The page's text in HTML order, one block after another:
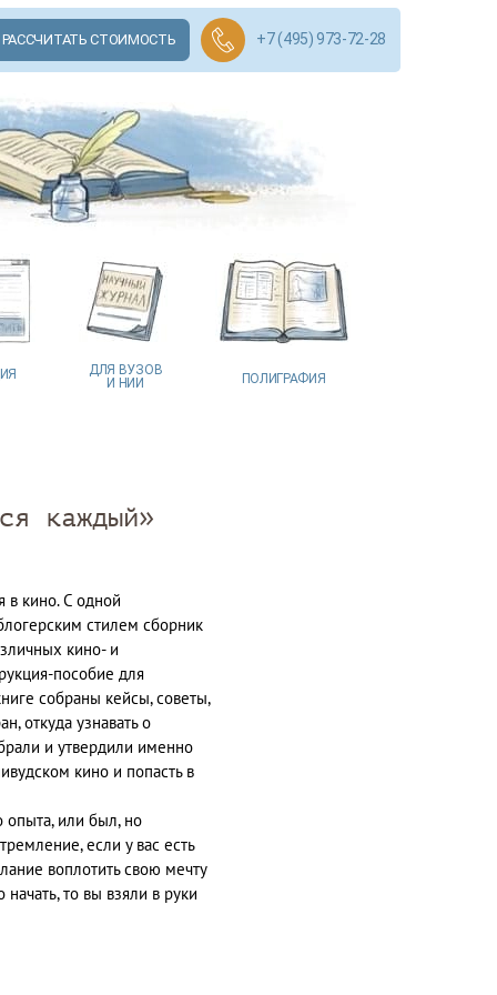
РАССЧИТАТЬ СТОИМОСТЬ +7 (495) 973-72-28
ДЛЯ ВУЗОВ
И НИИ
ПОЛИГРАФИЯ
каждый»
в кино. С одной
стилем сборник
кино- и
пособие для
собраны кейсы, советы,
откуда узнавать о
и утвердили именно
кино и попасть в
опыта, или был, но
если у вас есть
воплотить свою мечту
то вы взяли в руки